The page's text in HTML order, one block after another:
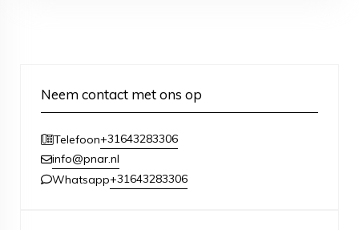
Neem contact met ons op
Telefoon+31643283306
info@pnar.nl
Whatsapp+31643283306